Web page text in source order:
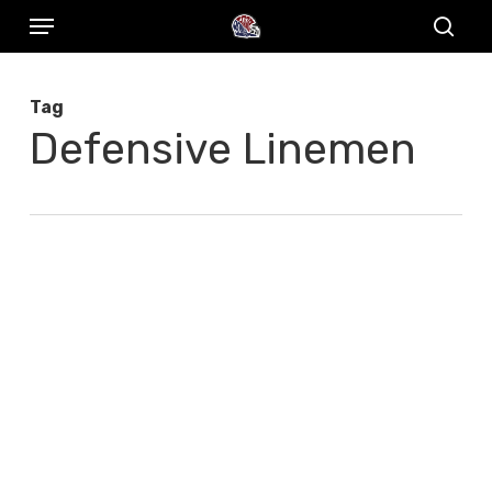
Skip
content
Menu
Tag
Defensive Linemen